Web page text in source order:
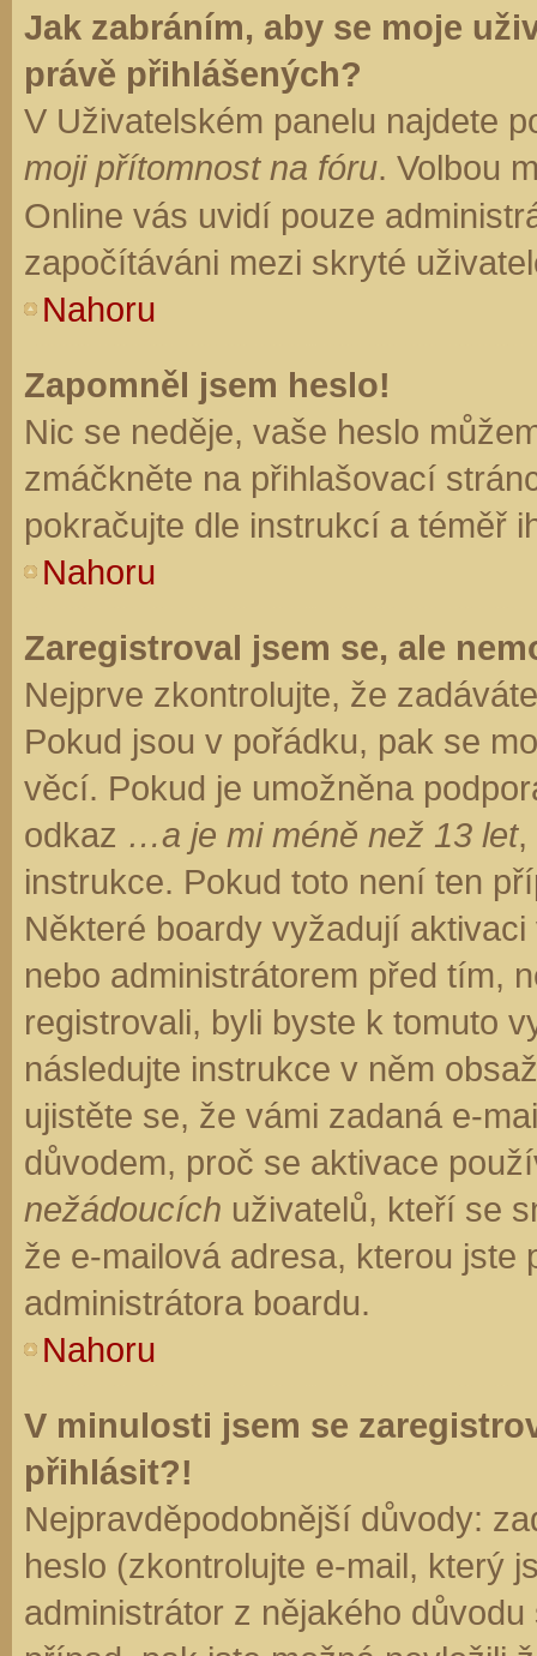
Jak zabráním, aby se moje
právě přihlášených?
V Uživatelském panelu najdete
moji přítomnost na fóru. Volbou
Online vás uvidí pouze
započítáváni mezi skryté
Nahoru
Zapomněl jsem heslo!
Nic se neděje, vaše heslo
zmáčkněte na přihlašovací
pokračujte dle instrukcí a téměř
Nahoru
Zaregistroval jsem se, ale
Nejprve zkontrolujte, že
Pokud jsou v pořádku, pak se
věcí. Pokud je umožněna
odkaz …a je mi méně než 13 let,
instrukce. Pokud toto není ten
Některé boardy vyžadují
nebo administrátorem před tím,
registrovali, byli byste k tomuto
následujte instrukce v něm
ujistěte se, že vámi zadaná e-
důvodem, proč se aktivace
nežádoucích uživatelů, kteří se
že e-mailová adresa, kterou jste
administrátora boardu.
Nahoru
V minulosti jsem se
přihlásit?!
Nejpravděpodobnější důvody:
heslo (zkontrolujte e-mail, který
administrátor z nějakého